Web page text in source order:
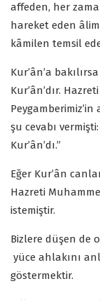
affeden, her
hareket eden
kâmilen temsil
Kur’ân’a
Kur’ân’dır.
şu cevabı
Kur’ân’dı.”
Eğer Kur’ân
Hazreti
istemiştir.
Bizlere düşen de
yüce ahlakını
göstermektir.